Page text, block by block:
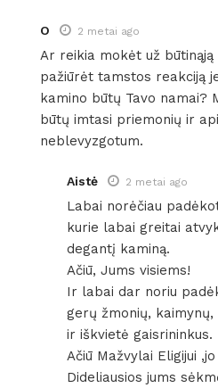
O 2 metai ago
Ar reikia mokėt už
pažiūrėt tamstos reakciją
kamino būtų Tavo namai?
būtų imtasi priemonių ir
neblevyzgotum.
Aistė 2 metai ago
Labai norėčiau
kurie labai greitai
degantį kaminą.
Ačiū, Jums visiems!
Ir labai dar noriu
gerų žmonių,
ir iškvietė gaisrininkus.
Ačiū Mažvylai Eligijui
Dideliausios jums